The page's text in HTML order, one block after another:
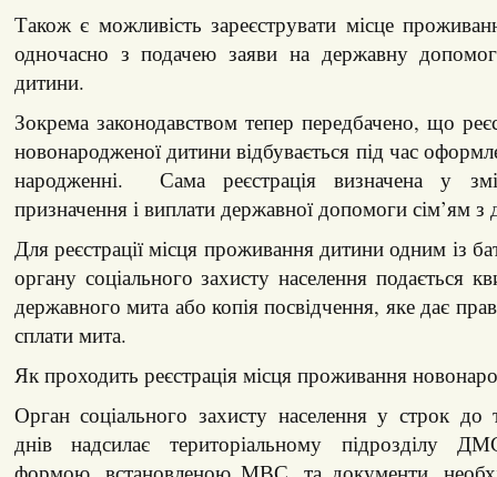
Також є можливість зареєструвати місце
одночасно з подачею заяви на державну
дитини.
Зокрема законодавством тепер передбачено, що
новонародженої дитини відбувається під час
народженні. Сама реєстрація визначена у
призначення і виплати державної допомоги сім’ям з
Для реєстрації місця проживання дитини одним із
органу соціального захисту населення подається
державного мита або копія посвідчення, яке дає
сплати мита.
Як проходить реєстрація місця проживання
Орган соціального захисту населення у строк до
днів надсилає територіальному підрозділу